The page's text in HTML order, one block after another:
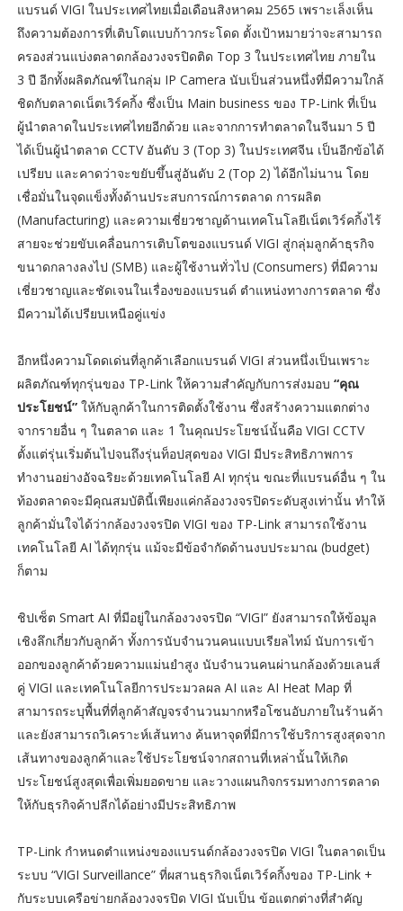
แบรนด์ VIGI ในประเทศไทยเมื่อเดือนสิงหาคม 2565 เพราะเล็งเห็น
ถึงความต้องการที่เติบโตแบบก้าวกระโดด ตั้งเป้าหมายว่าจะสามารถ
ครองส่วนแบ่งตลาดกล้องวงจรปิดติด Top 3 ในประเทศไทย ภายใน
3 ปี อีกทั้งผลิตภัณฑ์ในกลุ่ม IP Camera นับเป็นส่วนหนึ่งที่มีความใกล้
ชิดกับตลาดเน็ตเวิร์คกิ้ง ซึ่งเป็น Main business ของ TP-Link ที่เป็น
ผู้นำตลาดในประเทศไทยอีกด้วย และจากการทำตลาดในจีนมา 5 ปี
ได้เป็นผู้นำตลาด CCTV อันดับ 3 (Top 3) ในประเทศจีน เป็นอีกข้อได้
เปรียบ และคาดว่าจะขยับขึ้นสู่อันดับ 2 (Top 2) ได้อีกไม่นาน โดย
เชื่อมั่นในจุดแข็งทั้งด้านประสบการณ์การตลาด การผลิต
(Manufacturing) และความเชี่ยวชาญด้านเทคโนโลยีเน็ตเวิร์คกิ้งไร้
สายจะช่วยขับเคลื่อนการเติบโตของแบรนด์ VIGI สู่กลุ่มลูกค้าธุรกิจ
ขนาดกลางลงไป (SMB) และผู้ใช้งานทั่วไป (Consumers) ที่มีความ
เชี่ยวชาญและชัดเจนในเรื่องของแบรนด์ ตำแหน่งทางการตลาด ซึ่ง
มีความได้เปรียบเหนือคู่แข่ง
อีกหนึ่งความโดดเด่นที่ลูกค้าเลือกแบรนด์ VIGI ส่วนหนึ่งเป็นเพราะ
ผลิตภัณฑ์ทุกรุ่นของ TP-Link ให้ความสำคัญกับการส่งมอบ “คุณ
ประโยชน์”ให้กับลูกค้าในการติดตั้งใช้งาน ซึ่งสร้างความแตกต่าง
จากรายอื่น ๆ ในตลาด และ 1 ในคุณประโยชน์นั้นคือ VIGI CCTV
ตั้งแต่รุ่นเริ่มต้นไปจนถึงรุ่นท็อปสุดของ VIGI มีประสิทธิภาพการ
ทำงานอย่างอัจฉริยะด้วยเทคโนโลยี AI ทุกรุ่น ขณะที่แบรนด์อื่น ๆ ใน
ท้องตลาดจะมีคุณสมบัตินี้เพียงแค่กล้องวงจรปิดระดับสูงเท่านั้น ทำให้
ลูกค้ามั่นใจได้ว่ากล้องวงจรปิด VIGI ของ TP-Link สามารถใช้งาน
เทคโนโลยี AI ได้ทุกรุ่น แม้จะมีข้อจำกัดด้านงบประมาณ (budget)
ก็ตาม
ชิปเซ็ต Smart AI ที่มีอยู่ในกล้องวงจรปิด “VIGI” ยังสามารถให้ข้อมูล
เชิงลึกเกี่ยวกับลูกค้า ทั้งการนับจำนวนคนแบบเรียลไทม์ นับการเข้า
ออกของลูกค้าด้วยความแม่นยำสูง นับจำนวนคนผ่านกล้องด้วยเลนส์
คู่ VIGI และเทคโนโลยีการประมวลผล AI และ AI Heat Map ที่
สามารถระบุพื้นที่ที่ลูกค้าสัญจรจำนวนมากหรือโซนอับภายในร้านค้า
และยังสามารถวิเคราะห์เส้นทาง ค้นหาจุดที่มีการใช้บริการสูงสุดจาก
เส้นทางของลูกค้าและใช้ประโยชน์จากสถานที่เหล่านั้นให้เกิด
ประโยชน์สูงสุดเพื่อเพิ่มยอดขาย และวางแผนกิจกรรมทางการตลาด
ให้กับธุรกิจค้าปลีกได้อย่างมีประสิทธิภาพ
TP-Link กำหนดตำแหน่งของแบรนด์กล้องวงจรปิด VIGI ในตลาดเป็น
ระบบ “VIGI Surveillance” ที่ผสานธุรกิจเน็ตเวิร์คกิ้งของ TP-Link +
กับระบบเครือข่ายกล้องวงจรปิด VIGI นับเป็น ข้อแตกต่างที่สำคัญ